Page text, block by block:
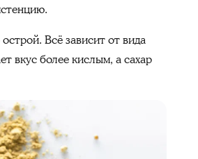
Всё зависит от вида
вкус более кислым, а сахар